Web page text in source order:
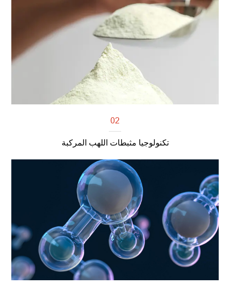
اقرأ أكثر
02
تكنولوجيا مثبطات اللهب المركبة